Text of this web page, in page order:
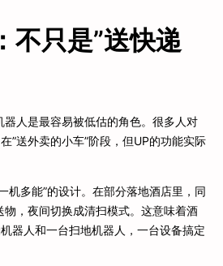
不只是”送快递
人是最容易被低估的角色。很多人对
”送外卖的小车”阶段，但UP的功能实际
机多能”的设计。在部分落地酒店里，同
，夜间切换成清扫模式。这意味着酒
器人和一台扫地机器人，一台设备搞定